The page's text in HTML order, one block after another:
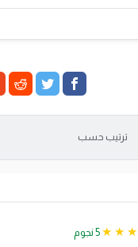
ترتيب حسب
5 نجوم